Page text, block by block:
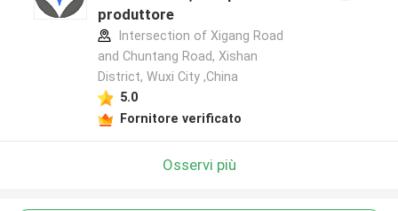
produttore
Intersection of Xigang Road
and Chuntang Road, Xishan
District, Wuxi City ,China
5.0
Fornitore verificato
Osservi più